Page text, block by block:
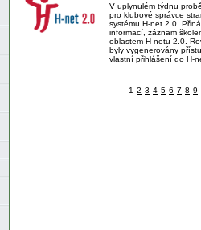
V uplynulém týdnu
pro klubové správce
systému H-net 2.0.
informací, záznam
oblastem H-netu 2.0.
byly vygenerovány
vlastní přihlášení do H-
1 2 3 4 5 6 7 8 9